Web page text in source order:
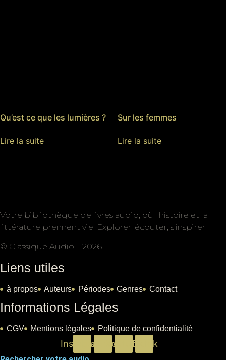
Qu’est ce que les lumières ?
Lire la suite
Sur les femmes
Lire la suite
Votre bibliothèque de livres audio, où l’histoire et la
littérature prennent vie. Explorer, écouter, s’inspirer.
© Classique Audio – 2026
Liens utiles
à propos Auteurs Périodes Genres Contact
Informations Légales
CGV Mentions légales Politique de confidentialité
InstagramFacebookYoutubeTiktok